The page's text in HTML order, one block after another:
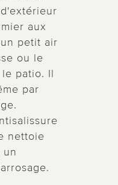
aux
petit air
ou le
patio. Il
par
nettoie
un